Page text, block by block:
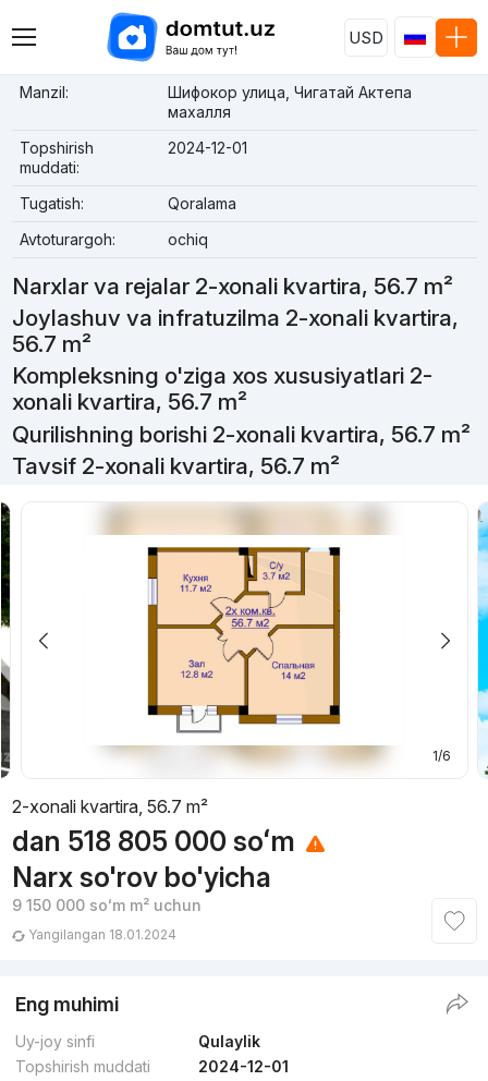
USD
Manzil:
Шифокор улица, Чигатай Актепа
махалля
Topshirish
muddati:
2024-12-01
Tugatish:
Qoralama
Avtoturargoh:
ochiq
Narxlar va rejalar 2-xonali kvartira, 56.7 m²
Joylashuv va infratuzilma 2-xonali kvartira,
56.7 m²
Kompleksning o'ziga xos xususiyatlari 2-
xonali kvartira, 56.7 m²
Qurilishning borishi 2-xonali kvartira, 56.7 m²
Tavsif 2-xonali kvartira, 56.7 m²
1/6
2-xonali kvartira, 56.7 m²
dan 518 805 000 soʻm
Narx so'rov bo'yicha
9 150 000 soʻmm² uchun
Yangilangan 18.01.2024
Eng muhimi
Uy-joy sinfi
Qulaylik
Topshirish muddati
2024-12-01